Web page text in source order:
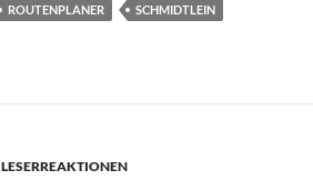
ROUTENPLANER
SCHMIDTLEIN
LESERREAKTIONEN